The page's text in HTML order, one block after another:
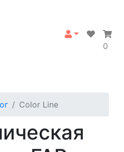
0
Color Line